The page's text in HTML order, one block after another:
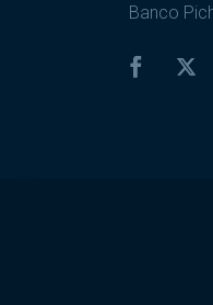
Banco